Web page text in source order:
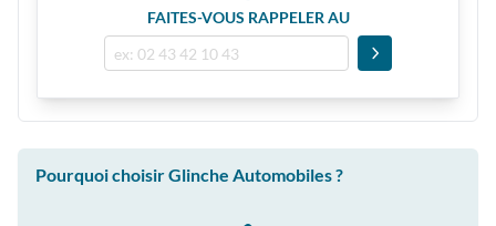
FAITES-VOUS RAPPELER AU
Pourquoi choisir Glinche Automobiles ?